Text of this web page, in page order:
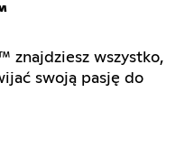
znajdziesz wszystko,
swoją pasję do